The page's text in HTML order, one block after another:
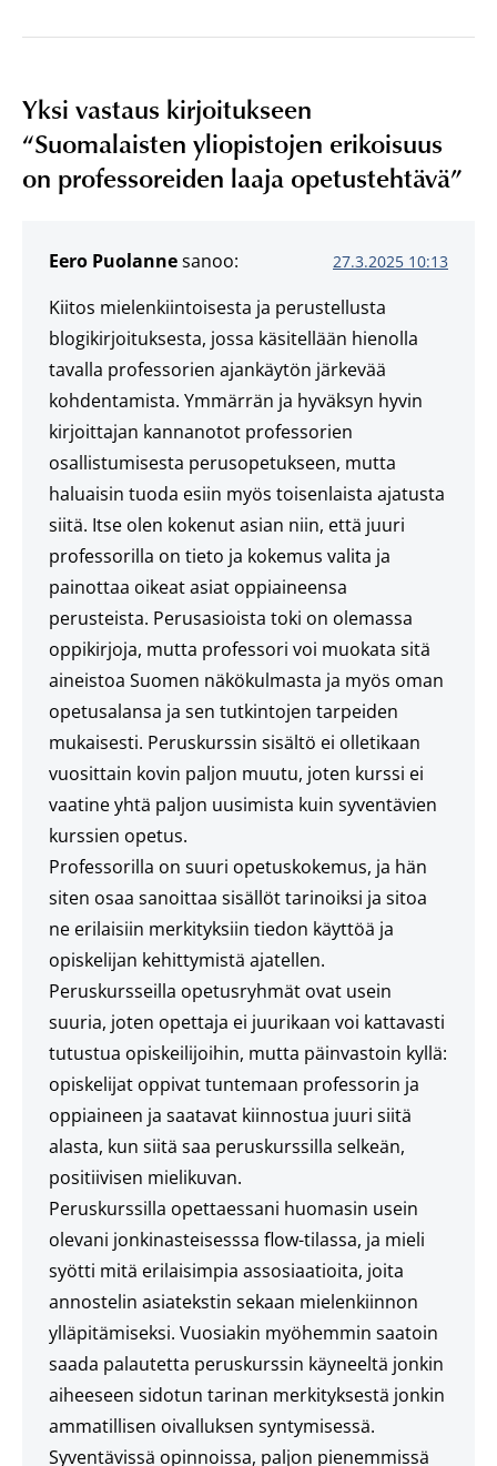
Yksi vastaus kirjoitukseen
“Suomalaisten yliopistojen erikoisuus
on professoreiden laaja opetustehtävä”
Eero Puolannesanoo: 27.3.2025 10:13
Kiitos mielenkiintoisesta ja perustellusta
blogikirjoituksesta, jossa käsitellään hienolla
tavalla professorien ajankäytön järkevää
kohdentamista. Ymmärrän ja hyväksyn hyvin
kirjoittajan kannanotot professorien
osallistumisesta perusopetukseen, mutta
haluaisin tuoda esiin myös toisenlaista ajatusta
siitä. Itse olen kokenut asian niin, että juuri
professorilla on tieto ja kokemus valita ja
painottaa oikeat asiat oppiaineensa
perusteista. Perusasioista toki on olemassa
oppikirjoja, mutta professori voi muokata sitä
aineistoa Suomen näkökulmasta ja myös oman
opetusalansa ja sen tutkintojen tarpeiden
mukaisesti. Peruskurssin sisältö ei olletikaan
vuosittain kovin paljon muutu, joten kurssi ei
vaatine yhtä paljon uusimista kuin syventävien
kurssien opetus.
Professorilla on suuri opetuskokemus, ja hän
siten osaa sanoittaa sisällöt tarinoiksi ja sitoa
ne erilaisiin merkityksiin tiedon käyttöä ja
opiskelijan kehittymistä ajatellen.
Peruskursseilla opetusryhmät ovat usein
suuria, joten opettaja ei juurikaan voi kattavasti
tutustua opiskeilijoihin, mutta päinvastoin kyllä:
opiskelijat oppivat tuntemaan professorin ja
oppiaineen ja saatavat kiinnostua juuri siitä
alasta, kun siitä saa peruskurssilla selkeän,
positiivisen mielikuvan.
Peruskurssilla opettaessani huomasin usein
olevani jonkinasteisesssa flow-tilassa, ja mieli
syötti mitä erilaisimpia assosiaatioita, joita
annostelin asiatekstin sekaan mielenkiinnon
ylläpitämiseksi. Vuosiakin myöhemmin saatoin
saada palautetta peruskurssin käyneeltä jonkin
aiheeseen sidotun tarinan merkityksestä jonkin
ammatillisen oivalluksen syntymisessä.
Syventävissä opinnoissa, paljon pienemmissä